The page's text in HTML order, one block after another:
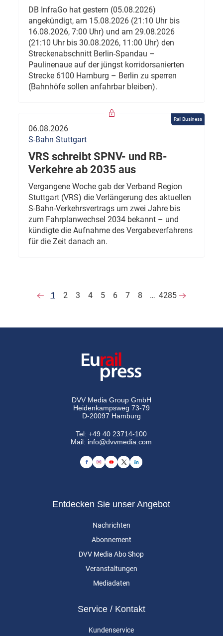
DB InfraGo hat gestern (05.08.2026)
angekündigt, am 15.08.2026 (21:10 Uhr bis
16.08.2026, 7:00 Uhr) und am 29.08.2026
(21:10 Uhr bis 30.08.2026, 11:00 Uhr) den
Streckenabschnitt Berlin-Spandau –
Paulinenaue auf der jüngst korridorsanierten
Strecke 6100 Hamburg – Berlin zu sperren
(Bahnhöfe sollen anfahrbar bleiben).
Rail Business
06.08.2026
S-Bahn Stuttgart
VRS schreibt SPNV- und RB-
Verkehre ab 2035 aus
Vergangene Woche gab der Verband Region
Stuttgart (VRS) die Verlängerung des aktuellen
S-Bahn-Verkehrsvertrags um zwei Jahre bis
zum Fahrplanwechsel 2034 bekannt – und
kündigte die Aufnahme des Vergabeverfahrens
für die Zeit danach an.
1 2 3 4 5 6 7 8 … 4285
DVV Media Group GmbH
Heidenkampsweg 73-79
D-20097 Hamburg
Tel:+49 40 23714-100
Mail: info@dvvmedia.com
Entdecken Sie unser Angebot
Nachrichten
Abonnement
DVV Media Abo Shop
Veranstaltungen
Mediadaten
Service / Kontakt
Kundenservice